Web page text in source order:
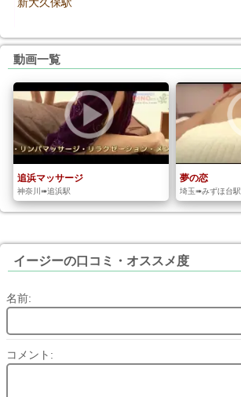
動画一覧
追浜マッサージ
神奈川➠追浜駅
夢の恋
埼玉➠みずほ台駅
イージーの口コミ・オススメ度
名前:
コメント: